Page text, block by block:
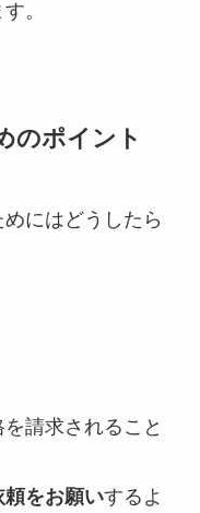
。
のポイント
にはどうしたら
請求されること
頼をお願いするよ